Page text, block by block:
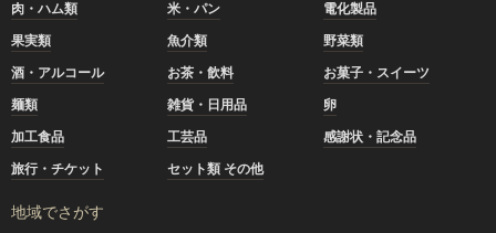
肉・ハム類 米・パン
電化製品
果実類
魚介類
野菜類
酒・アルコール
お茶・飲料
お菓子・スイーツ
麺類
雑貨・日用品
卵
加工食品
工芸品
感謝状・記念品
旅行・チケット
セット類 その他
地域でさがす